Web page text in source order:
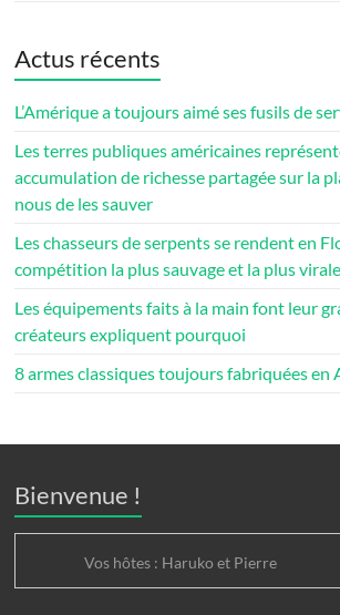
Actus récents
L’Amérique a toujours aimé ses fusils de
Les terres publiques américaines
accumulation de richesse partagée sur la
nous de les sauver
Les chasseurs de serpents se rendent en
compétition la plus sauvage et la plus
Les équipements faits à la main font leur
créateurs expliquent pourquoi
8 armes classiques toujours fabriquées en
Bienvenue !
Vos hôtes : Haruko et Pierre